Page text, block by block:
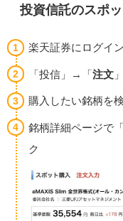
投資信託のスポ
楽天証券にログイン
「投信」→「注文
購入したい銘柄を
銘柄詳細ページで「
ク